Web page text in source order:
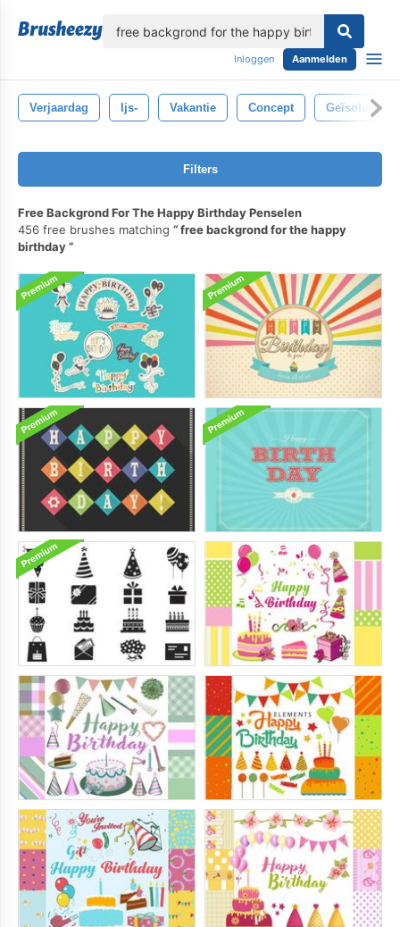
Inloggen Aanmelden
Verjaardag Ijs- Vakantie Concept Geïsoleerd
Filters
Free Backgrond For The Happy Birthday Penselen
456 free brushes matching
free backgrond for the happy
birthday